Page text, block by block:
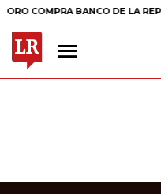
BANCO DE LA REPÚBLICA